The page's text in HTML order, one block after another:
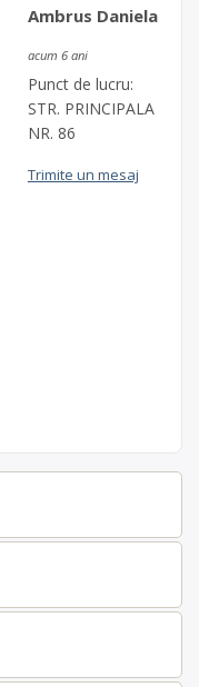
Ambrus Daniela
acum 6 ani
Punct de lucru:
STR. PRINCIPALA
NR. 86
Trimite un mesaj